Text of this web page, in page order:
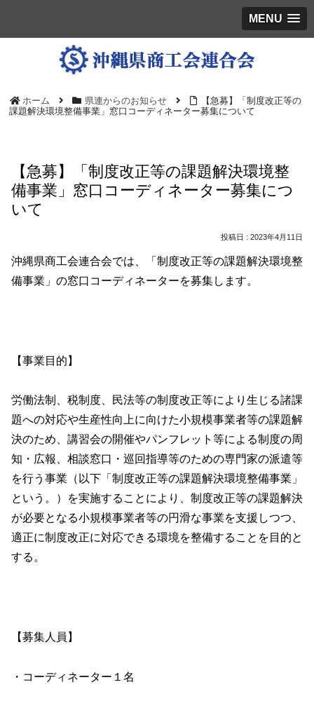
MENU
ホーム 県連からのお知らせ
【急募】「制度改正等の
課題解決環境整備事業」窓口コーディネーター募集について
【急募】「制度改正等の課題解決環境整
備事業」窓口コーディネーター募集につ
いて
2023年4月11日
沖縄県商工会連合会では、「制度改正等の課題解決環境整
備事業」の窓口コーディネーターを募集します。
【事業目的】
労働法制、税制度、民法等の制度改正等により生じる諸課
題への対応や生産性向上に向けた小規模事業者等の課題解
決のため、講習会の開催やパンフレット等による制度の周
知・広報、相談窓口・巡回指導等のための専門家の派遣等
を行う事業（以下「制度改正等の課題解決環境整備事業」
という。）を実施することにより、制度改正等の課題解決
が必要となる小規模事業者等の円滑な事業を支援しつつ、
適正に制度改正に対応できる環境を整備することを目的と
する。
【募集人員】
・コーディネーター１名